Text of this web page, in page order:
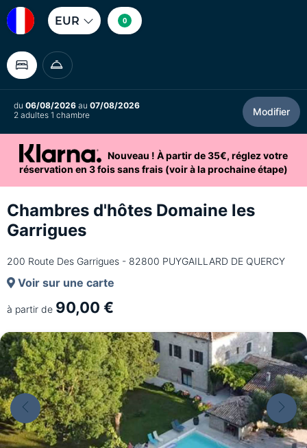
EUR 0
du 06/08/2026 au 07/08/2026
2 adultes 1 chambre
Modifier
Nouveau ! À partir de 35€, réglez votre
réservation en 3 fois sans frais (voir à la prochaine étape)
Chambres d'hôtes Domaine les
Garrigues
200 Route Des Garrigues - 82800 PUYGAILLARD DE QUERCY
Voir sur une carte
à partir de 90,00 €